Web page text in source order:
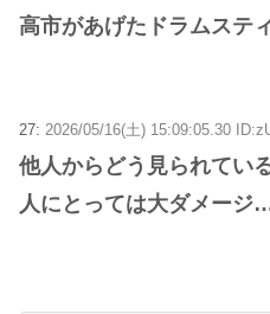
高市があげたドラムステ
27: 2026/05/16(土) 15:09:05.30
他人からどう見られてい
人にとっては大ダメージ